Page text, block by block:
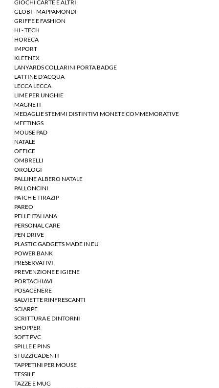
GIOCHI CARTE E ALTRI
GLOBI - MAPPAMONDI
GRIFFE E FASHION
HI - TECH
HORECA
IMPORT
KLEENEX
LANYARDS COLLARINI PORTA BADGE
LATTINE D'ACQUA
LECCA LECCA
LIME PER UNGHIE
MAGNETI
MEDAGLIE STEMMI DISTINTIVI MONETE COMMEMORATIVE
MEETINGS
MOUSE PAD
NATALE
OFFICE
OMBRELLI
OROLOGI
PALLINE ALBERO NATALE
PALLONCINI
PATCH E TIRAZIP
PAREO
PELLE ITALIANA
PERSONAL CARE
PEN DRIVE
PLASTIC GADGETS MADE IN EU
POWER BANK
PRESERVATIVI
PREVENZIONE E IGIENE
PORTACHIAVI
POSACENERE
SALVIETTE RINFRESCANTI
SCIARPE
SCRITTURA E DINTORNI
SHOPPER
SOFT PVC
SPILLE E PINS
STUZZICADENTI
TAPPETINI PER MOUSE
TESSILE
TAZZE E MUG